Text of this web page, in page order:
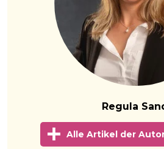
Regula
Alle Artikel der